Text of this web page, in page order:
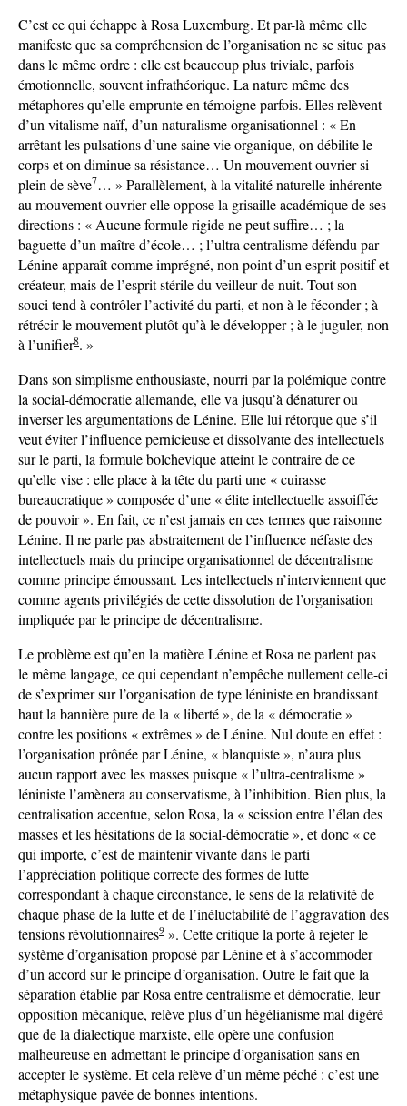
C’est ce qui échappe à Rosa Luxemburg. Et par-là même elle
manifeste que sa compréhension de l’organisation ne se situe pas
dans le même ordre : elle est beaucoup plus triviale, parfois
émotionnelle, souvent infrathéorique. La nature même des
métaphores qu’elle emprunte en témoigne parfois. Elles relèvent
d’un vitalisme naïf, d’un naturalisme organisationnel : « En
arrêtant les pulsations d’une saine vie organique, on débilite le
corps et on diminue sa résistance… Un mouvement ouvrier si
plein de sève7… » Parallèlement, à la vitalité naturelle inhérente
au mouvement ouvrier elle oppose la grisaille académique de ses
directions : « Aucune formule rigide ne peut suffire… ; la
baguette d’un maître d’école… ; l’ultra centralisme défendu par
Lénine apparaît comme imprégné, non point d’un esprit positif et
créateur, mais de l’esprit stérile du veilleur de nuit. Tout son
souci tend à contrôler l’activité du parti, et non à le féconder ; à
rétrécir le mouvement plutôt qu’à le développer ; à le juguler, non
à l’unifier8. »
Dans son simplisme enthousiaste, nourri par la polémique contre
la social-démocratie allemande, elle va jusqu’à dénaturer ou
inverser les argumentations de Lénine. Elle lui rétorque que s’il
veut éviter l’influence pernicieuse et dissolvante des intellectuels
sur le parti, la formule bolchevique atteint le contraire de ce
qu’elle vise : elle place à la tête du parti une « cuirasse
bureaucratique » composée d’une « élite intellectuelle assoiffée
de pouvoir ». En fait, ce n’est jamais en ces termes que raisonne
Lénine. Il ne parle pas abstraitement de l’influence néfaste des
intellectuels mais du principe organisationnel de décentralisme
comme principe émoussant. Les intellectuels n’interviennent que
comme agents privilégiés de cette dissolution de l’organisation
impliquée par le principe de décentralisme.
Le problème est qu’en la matière Lénine et Rosa ne parlent pas
le même langage, ce qui cependant n’empêche nullement celle-ci
de s’exprimer sur l’organisation de type léniniste en brandissant
haut la bannière pure de la « liberté », de la « démocratie »
contre les positions « extrêmes » de Lénine. Nul doute en effet :
l’organisation prônée par Lénine, « blanquiste », n’aura plus
aucun rapport avec les masses puisque « l’ultra-centralisme »
léniniste l’amènera au conservatisme, à l’inhibition. Bien plus, la
centralisation accentue, selon Rosa, la « scission entre l’élan des
masses et les hésitations de la social-démocratie », et donc « ce
qui importe, c’est de maintenir vivante dans le parti
l’appréciation politique correcte des formes de lutte
correspondant à chaque circonstance, le sens de la relativité de
chaque phase de la lutte et de l’inéluctabilité de l’aggravation des
tensions révolutionnaires9 ». Cette critique la porte à rejeter le
système d’organisation proposé par Lénine et à s’accommoder
d’un accord sur le principe d’organisation. Outre le fait que la
séparation établie par Rosa entre centralisme et démocratie, leur
opposition mécanique, relève plus d’un hégélianisme mal digéré
que de la dialectique marxiste, elle opère une confusion
malheureuse en admettant le principe d’organisation sans en
accepter le système. Et cela relève d’un même péché : c’est une
métaphysique pavée de bonnes intentions.